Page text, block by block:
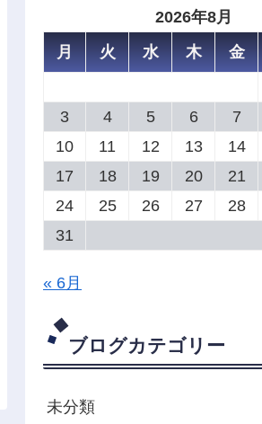
2026年8月
月
火 水 木 金
3
4 5 6 7
10
11 12 13 14
17
18 19 20 21
24
25 26 27 28
31
« 6月
ブログカテゴリー
未分類